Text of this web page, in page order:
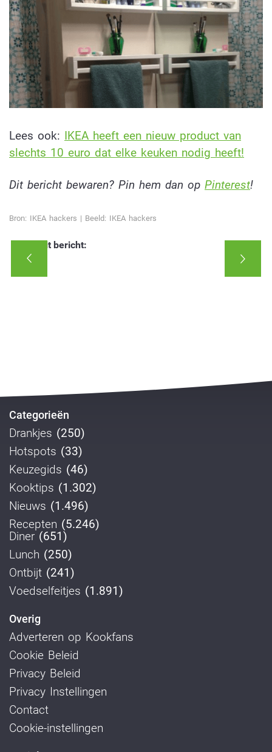
Lees ook: IKEA heeft een nieuw product van
slechts 10 euro dat elke keuken nodig heeft!
Dit bericht bewaren? Pin hem dan op Pinterest!
Bron: IKEA hackers | Beeld: IKEA hackers
Deel dit bericht:
Categorieën
Drankjes (250)
Hotspots (33)
Keuzegids (46)
Kooktips (1.302)
Nieuws (1.496)
Recepten (5.246)
Diner (651)
Lunch (250)
Ontbijt (241)
Voedselfeitjes (1.891)
Overig
Adverteren op Kookfans
Cookie Beleid
Privacy Beleid
Privacy Instellingen
Contact
Cookie-instellingen